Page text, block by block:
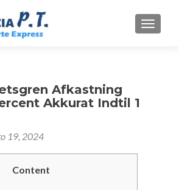
Afkastning
Akkurat Indtil 1
19, 2024
Content